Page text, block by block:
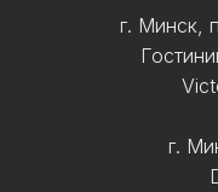
г. Минск,
г.